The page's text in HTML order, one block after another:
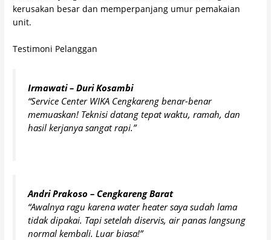
kerusakan besar dan memperpanjang umur pemakaian
unit.
Testimoni Pelanggan
Irmawati – Duri Kosambi
“Service Center WIKA Cengkareng benar-benar
memuaskan! Teknisi datang tepat waktu, ramah, dan
hasil kerjanya sangat rapi.”
Andri Prakoso – Cengkareng Barat
“Awalnya ragu karena water heater saya sudah lama
tidak dipakai. Tapi setelah diservis, air panas langsung
normal kembali. Luar biasa!”